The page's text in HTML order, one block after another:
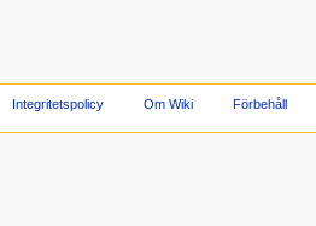
Integritetspolicy Om Wiki Förbehåll